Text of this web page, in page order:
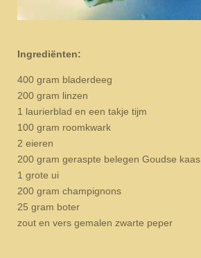
Ingrediënten:
400 gram bladerdeeg
200 gram linzen
1 laurierblad en een takje tijm
100 gram roomkwark
2 eieren
200 gram geraspte belegen Goudse kaas
1 grote ui
200 gram champignons
25 gram boter
zout en vers gemalen zwarte peper